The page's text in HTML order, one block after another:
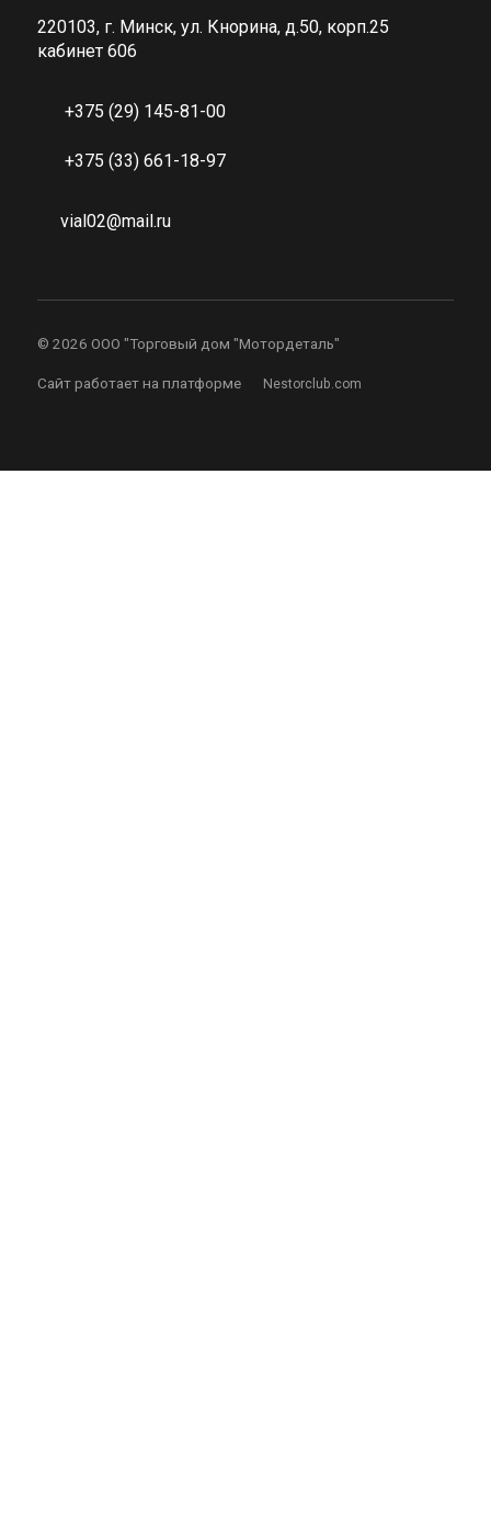
220103, г. Минск, ул. Кнорина, д.50, корп.25
кабинет 606
+375 (29) 145-81-00
+375 (33) 661-18-97
vial02@mail.ru
© 2026 ООО "Торговый дом "Мотордеталь"
Сайт работает на платформе Nestorclub.com